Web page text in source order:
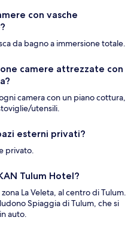
con vasche
da bagno a immersione totale.
camere attrezzate con
camera con un piano cottura,
utensili.
esterni privati?
privato.
Tulum Hotel?
La Veleta, al centro di Tulum.
Spiaggia di Tulum, che si
auto.